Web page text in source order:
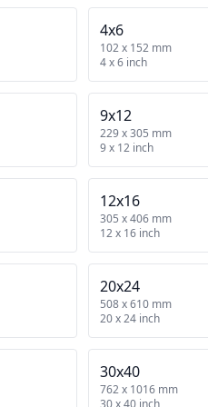
4x6
102 x 152 mm
4 x 6 inch
9x12
229 x 305 mm
9 x 12 inch
12x16
305 x 406 mm
12 x 16 inch
20x24
508 x 610 mm
20 x 24 inch
30x40
762 x 1016 mm
30 x 40 inch